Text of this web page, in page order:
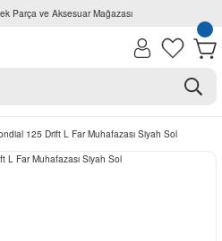
Parça ve Aksesuar Mağazası
125 Drift L Far Muhafazası Siyah Sol